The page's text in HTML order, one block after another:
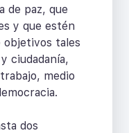
de paz, que
y que estén
objetivos tales
ciudadanía,
medio
dos